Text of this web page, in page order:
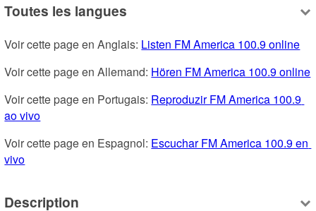
Toutes les langues
Voir cette page en Anglais: Listen FM America 100.9 online
Voir cette page en Allemand: Hören FM America 100.9 online
Voir cette page en Portugais: Reproduzir FM America 100.9
ao vivo
Voir cette page en Espagnol: Escuchar FM America 100.9 en
vivo
Description